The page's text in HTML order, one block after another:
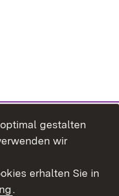
gestalten
wir
erhalten Sie in
.